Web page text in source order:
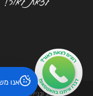
עיצוב ובניית האתר: ספרי ניב ©
אנו